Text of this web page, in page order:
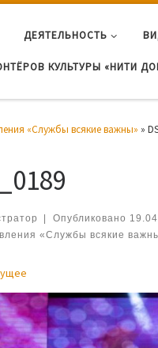
ДЕЯТЕЛЬНОСТЬ
КУЛЬТУРЫ «НИТИ
«Службы всякие важны» »
| Опубликовано
«Службы всякие
по